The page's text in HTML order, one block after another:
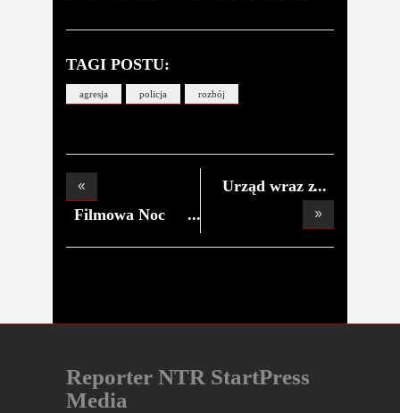
TAGI POSTU:
agresja policja rozbój
Filmowa Noc
Urząd wraz z
Reporter NTR StartPress
Media